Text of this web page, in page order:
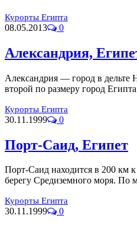
Курорты Египта
08.05.2013 0
Александрия,
Александрия — город в дельте
второй по размеру город
Курорты Египта
30.11.1999 0
Порт-Саид, Египет
Порт-Саид находится в 200 км
берегу Средиземного моря. По
Курорты Египта
30.11.1999 0